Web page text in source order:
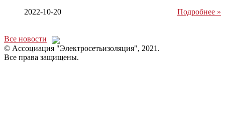
2022-10-20
Подробнее »
Все новости
© Ассоциация "Электросетьизоляция", 2021.
Все права защищены.